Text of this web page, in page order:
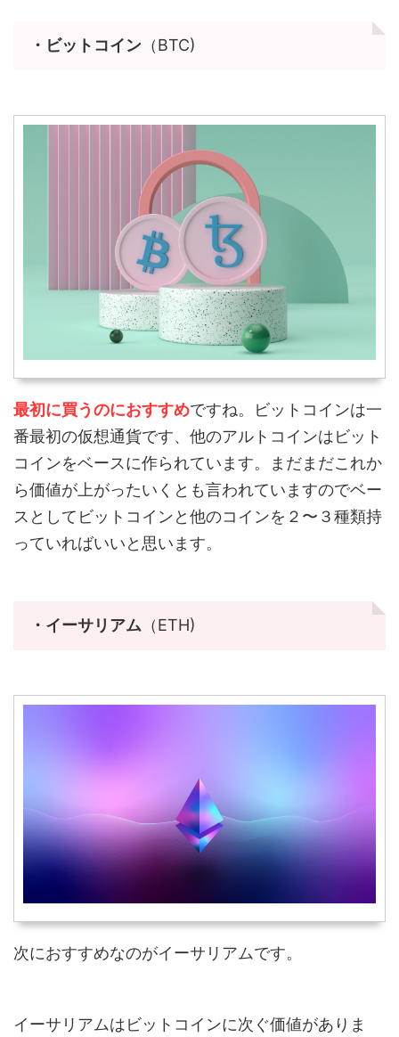
・ビットコイン （BTC)
最初に買うのにおすすめですね。ビットコインは一
番最初の仮想通貨です、他のアルトコインはビット
コインをベースに作られています。まだまだこれか
ら価値が上がったいくとも言われていますのでベー
スとしてビットコインと他のコインを２〜３種類持
っていればいいと思います。
・イーサリアム （ETH)
次におすすめなのがイーサリアムです。
イーサリアムはビットコインに次ぐ価値がありま